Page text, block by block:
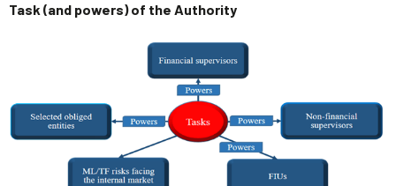
Task (and powers) of the Authority